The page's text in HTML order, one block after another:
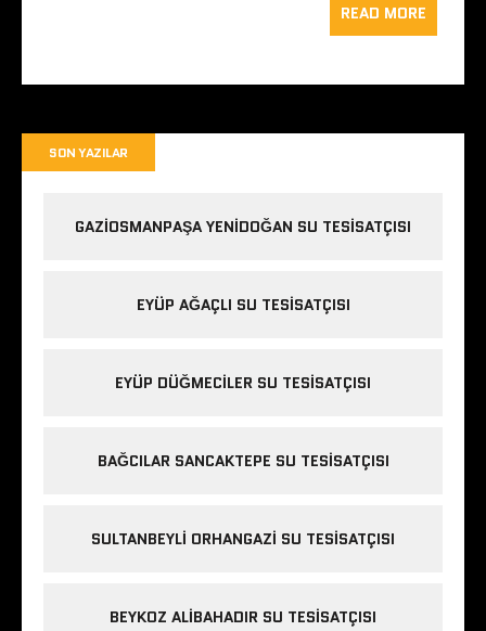
READ MORE
SON YAZILAR
GAZIOSMANPAŞA YENIDOĞAN SU TESISATÇISI
EYÜP AĞAÇLI SU TESISATÇISI
EYÜP DÜĞMECILER SU TESISATÇISI
BAĞCILAR SANCAKTEPE SU TESISATÇISI
SULTANBEYLI ORHANGAZI SU TESISATÇISI
BEYKOZ ALIBAHADIR SU TESISATÇISI